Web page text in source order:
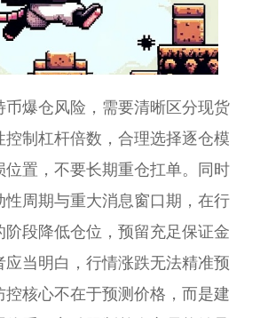
币爆仓风险，需要清晰区分现货
控制杠杆倍数，合理选择逐仓模
位置，不要长期重仓扛单。同时
性周期与重大消息窗口期，在行
段降低仓位，预留充足保证金
应当明白，行情涨跌无法精准预
控核心不在于预测价格，而是建